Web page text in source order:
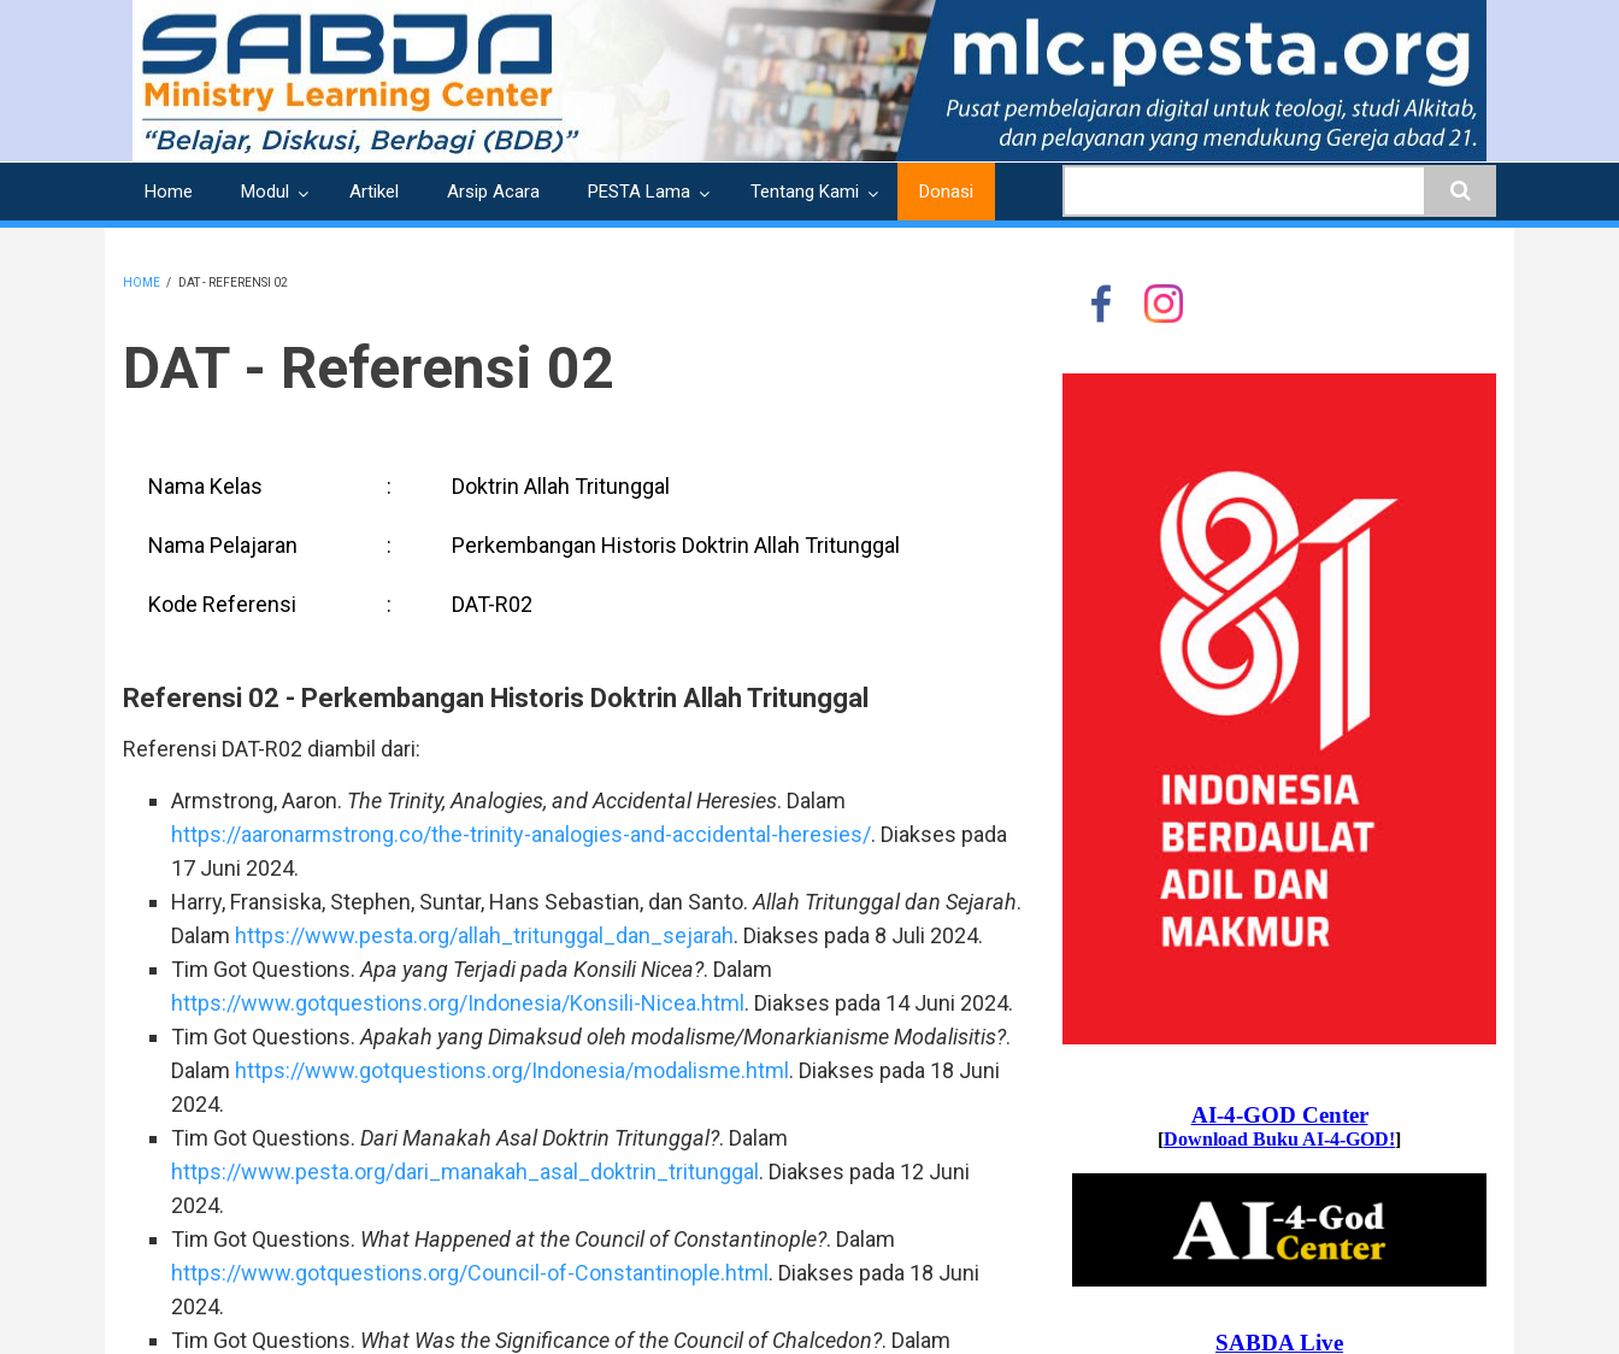
Home Modul Artikel Arsip Acara PESTA Lama Tentang Kami Donasi
HOME / DAT - REFERENSI 02
DAT - Referensi 02
Nama Kelas : Doktrin Allah Tritunggal
Nama Pelajaran : Perkembangan Historis Doktrin Allah Tritunggal
Kode Referensi : DAT-R02
Referensi 02 - Perkembangan Historis Doktrin Allah Tritunggal
Referensi DAT-R02 diambil dari:
Armstrong, Aaron. The Trinity, Analogies, and Accidental Heresies. Dalam
https://aaronarmstrong.co/the-trinity-analogies-and-accidental-heresies/. Diakses pada
17 Juni 2024.
Harry, Fransiska, Stephen, Suntar, Hans Sebastian, dan Santo. Allah Tritunggal dan Sejarah.
Dalam https://www.pesta.org/allah_tritunggal_dan_sejarah. Diakses pada 8 Juli 2024.
Tim Got Questions. Apa yang Terjadi pada Konsili Nicea?. Dalam
https://www.gotquestions.org/Indonesia/Konsili-Nicea.html . Diakses pada 14 Juni 2024.
Tim Got Questions. Apakah yang Dimaksud oleh modalisme/Monarkianisme Modalisitis?.
Dalam https://www.gotquestions.org/Indonesia/modalisme.html . Diakses pada 18 Juni
2024.
Tim Got Questions. Dari Manakah Asal Doktrin Tritunggal?. Dalam
https://www.pesta.org/dari_manakah_asal_doktrin_tritunggal . Diakses pada 12 Juni
2024.
Tim Got Questions. What Happened at the Council of Constantinople?. Dalam
https://www.gotquestions.org/Council-of-Constantinople.html . Diakses pada 18 Juni
2024.
Tim Got Questions. What Was the Significance of the Council of Chalcedon?. Dalam